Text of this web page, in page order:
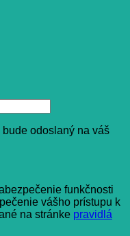
odoslaný na váš
funkčnosti
vášho prístupu k
na stránke pravidlá